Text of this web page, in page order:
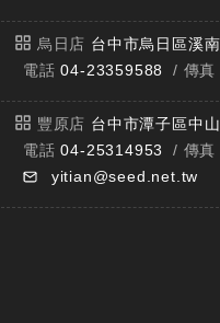
烏日店 台中市烏日區溪
電話04-23359588 / 傳
豐原店 台中市潭子區中
電話04-25314953
/ 傳
yitian@seed.net.tw